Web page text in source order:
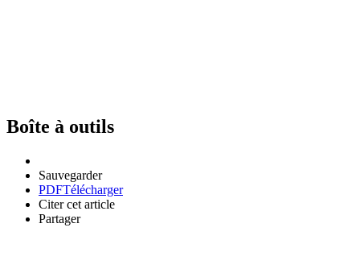
Boîte à outils
Sauvegarder
PDFTélécharger
Citer cet article
Partager